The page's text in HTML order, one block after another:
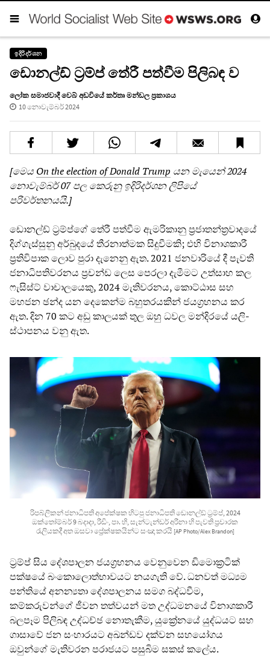
ඉදිරිදර්ශන
ඩොනල්ඩ් ට්‍රම්ප් තේරී පත්වීම පිලිබඳ ව
ලෝක සමාජවාදී වෙබ් අඩවියේ කර්තෘ මන්ඩල ප්‍රකාශය
10 නොවැම්බර් 2024
[මෙය On the election of Donald Trump යන මැයෙන් 2024
නොවැම්බර් 07 පල කෙරුනු ඉදිරිදර්ශන ලිපියේ
පරිවර්තනයයි.]
ඩොනල්ඩ් ට්‍රම්ප්ගේ තේරී පත්වීම ඇමරිකානු ප්‍රජාතන්ත්‍රවාදයේ
දිග්ගැස්සුනු අර්බුදයේ තීරනාත්මක සිදුවීමකි; එහි විනාශකාරී
ප්‍රතිවිපාක ලොව පුරා දැනෙනු ඇත. 2021 ජනවාරියේ දී පැවති
ජනාධිපතිවරනය ප්‍රචන්ඩ ලෙස පෙරලා දැමීමට උත්සාහ කල
ෆැසිස්ට් වාචාලයෙකු, 2024 මැතිවරනය, කොට්ඨාස සහ
මහජන ඡන්ද යන දෙකෙන්ම බහුතරයකින් ජයග්‍රහනය කර
ඇත. දින 70 කට අඩු කාලයක් තුල ඔහු ධවල මන්දිරයේ යලි-
ස්ථාපනය වනු ඇත.
රිපබ්ලිකන් ජනාධිපති අපේක්ෂක හිටපු ජනාධිපති ඩොනල්ඩ් ට්‍රම්ප්, 2024
ඔක්තෝම්බර් 9 බදාදා, රීඩිං, පා. හි, සැන්ටැන්ඩර් අරීනා හි පැවති ප්‍රචාරක
රැලියකදී අත ඔසවා ප්‍රේක්ෂකයින්ට සංඤා කරයි [AP Photo/Alex Brandon]
ට්‍රම්ප් සිය දේශපාලන ජයග්‍රහනය වෙනුවෙන ඩිමොක්‍රටික්
පක්ෂයේ බංකොලොත්භාවයට නයගැති වේ. ධනවත් මධ්‍යම
පන්තියේ අනන්‍යතා දේශපාලනය සමග බද්ධවීම,
කම්කරුවන්ගේ ජීවන තත්වයන් මත උද්ධමනයේ විනාශකාරී
බලපෑම පිලිබඳ උද්ධච්ඡ නොතැකීම, යුක්‍රේනයේ යුද්ධයට සහ
ගාසාවේ ජන සංහාරයට අඛන්ඩව දක්වන සහයෝගය
ඔවුන්ගේ මැතිවරන පරාජයට පසුබිම සකස් කලේය.